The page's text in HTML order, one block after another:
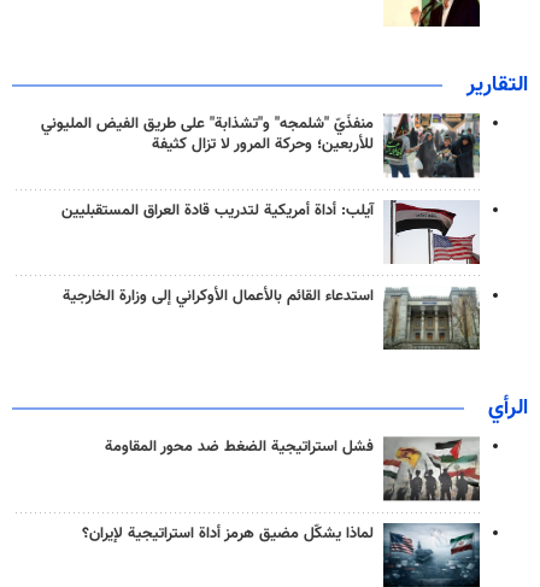
التقارير
منفذَيّ "شلمجه" و"تشذابة" على طريق الفيض المليوني
للأربعين؛ وحركة المرور لا تزال كثيفة
آيلب: أداة أمريكية لتدريب قادة العراق المستقبليين
استدعاء القائم بالأعمال الأوكراني إلى وزارة الخارجية
الرأي
فشل استراتيجية الضغط ضد محور المقاومة
لماذا يشكّل مضيق هرمز أداة استراتيجية لإيران؟